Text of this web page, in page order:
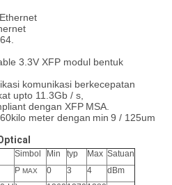
Ethernet
3.3V XFP modul bentuk
komunikasi berkecepatan
upto 11.3Gb / s,
dengan XFP MSA.
60kilo meter dengan min 9 / 125um
Simbol Min typ Max Satuan
P MAX 0 3 4
dBm